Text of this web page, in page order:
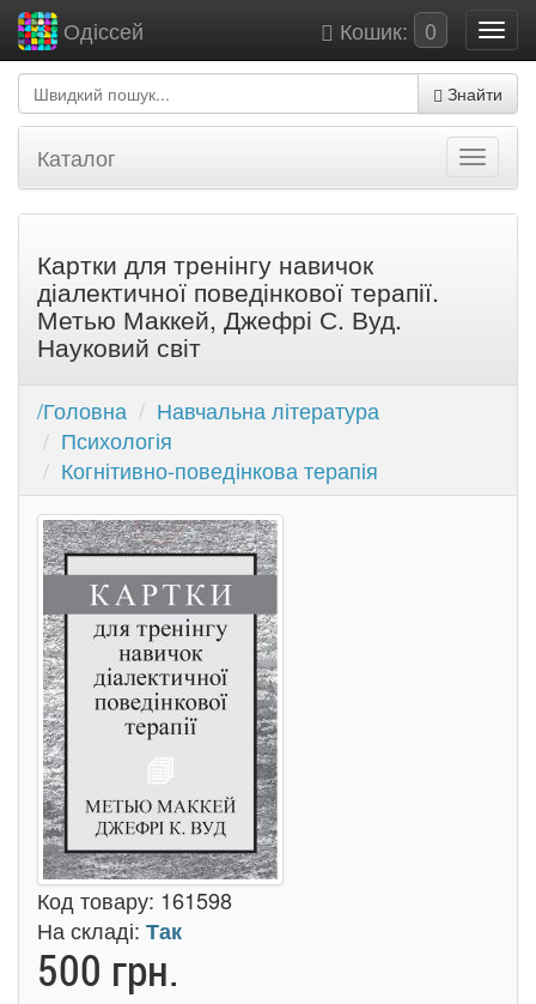
Кошик: 0
Одіссей
Знайти
Каталог
Картки для тренінгу навичок
діалектичної поведінкової терапії.
Метью Маккей, Джефрі С. Вуд.
Науковий світ
/Головна
Навчальна література
Психологія
Когнітивно-поведінкова терапія
Код товару: 161598
На складі: Так
500 грн.